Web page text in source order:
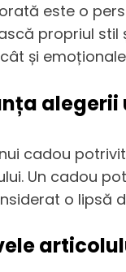
este o
propriul
și
alegerii
cadou
Un cadou
o lipsă